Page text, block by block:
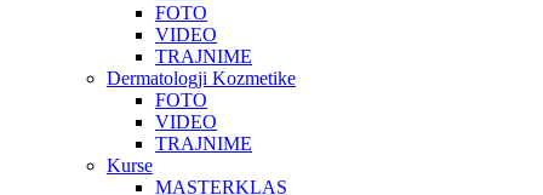
FOTO
VIDEO
TRAJNIME
Dermatologji Kozmetike
FOTO
VIDEO
TRAJNIME
Kurse
MASTERKLAS